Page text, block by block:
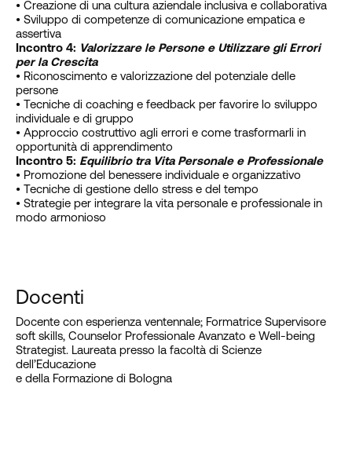
• Creazione di una cultura aziendale inclusiva e collaborativa
• Sviluppo di competenze di comunicazione empatica e
assertiva
Incontro 4: Valorizzare le Persone e Utilizzare gli Errori
per la Crescita
• Riconoscimento e valorizzazione del potenziale delle
persone
• Tecniche di coaching e feedback per favorire lo sviluppo
individuale e di gruppo
• Approccio costruttivo agli errori e come trasformarli in
opportunità di apprendimento
Incontro 5: Equilibrio tra Vita Personale e Professionale
• Promozione del benessere individuale e organizzativo
• Tecniche di gestione dello stress e del tempo
• Strategie per integrare la vita personale e professionale in
modo armonioso
Docenti
Docente con esperienza ventennale; Formatrice Supervisore
soft skills, Counselor Professionale Avanzato e Well-being
Strategist. Laureata presso la facoltà di Scienze
dell’Educazione
e della Formazione di Bologna